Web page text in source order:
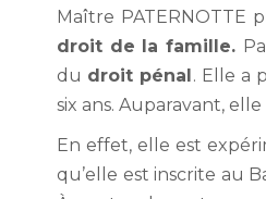
Maître PATERNOTTE
droit de la famille.
du droit pénal. Elle a
six ans. Auparavant,
En effet, elle est
qu’elle est inscrite au